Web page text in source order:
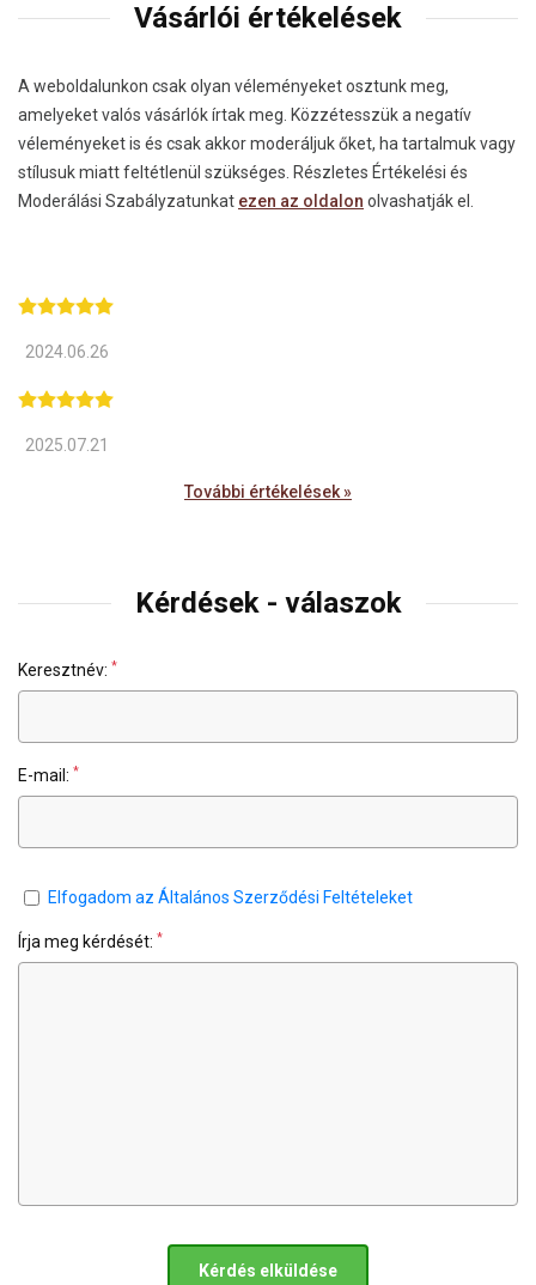
Vásárlói értékelések
A weboldalunkon csak olyan véleményeket osztunk meg,
amelyeket valós vásárlók írtak meg. Közzétesszük a negatív
véleményeket is és csak akkor moderáljuk őket, ha tartalmuk vagy
stílusuk miatt feltétlenül szükséges. Részletes Értékelési és
Moderálási Szabályzatunkat ezen az oldalon olvashatják el.
2024.06.26
2025.07.21
További értékelések »
Kérdések - válaszok
Keresztnév: *
E-mail: *
Elfogadom az Általános Szerződési Feltételeket
Írja meg kérdését: *
Kérdés elküldése